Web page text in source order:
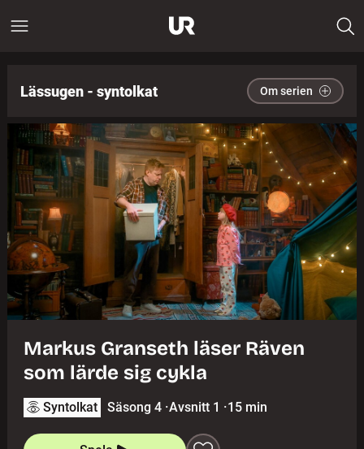
Lässugen - syntolkat Om serien
Markus Granseth läser Räven
som lärde sig cykla
Syntolkat Säsong 4 ·Avsnitt 1 ·15 min